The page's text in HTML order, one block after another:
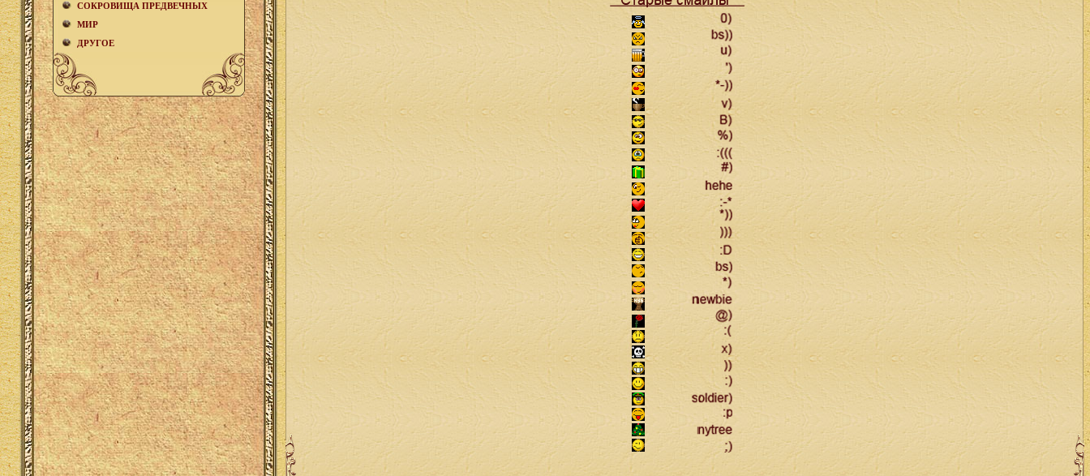
СОКРОВИЩА ПРЕДВЕЧНЫХ
МИР
ДРУГОЕ